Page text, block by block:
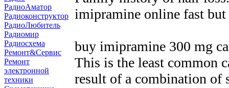
РадиоАматор
Радиоконструктор
РадиоЛюбитель
Радиомир
Радиосхема
Ремонт&Сервис
Ремонт
электронной
техники
imipramine online fast but
buy imipramine 300 mg
This is the least common
result of a combination of